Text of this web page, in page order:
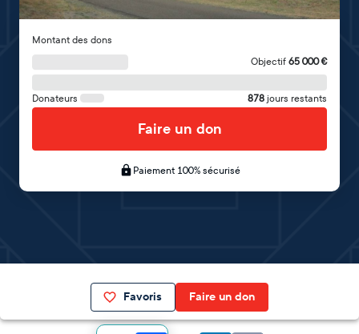
Montant des dons
Objectif 65 000€
Donateurs 878 jours restants
Faire un don
Paiement 100% sécurisé
Favoris Faire un don